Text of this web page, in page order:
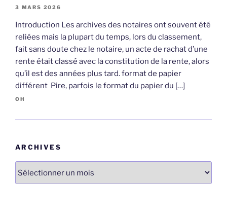
3 MARS 2026
Introduction Les archives des notaires ont souvent été
reliées mais la plupart du temps, lors du classement,
fait sans doute chez le notaire, un acte de rachat d’une
rente était classé avec la constitution de la rente, alors
qu’il est des années plus tard. format de papier
différent Pire, parfois le format du papier du […]
OH
ARCHIVES